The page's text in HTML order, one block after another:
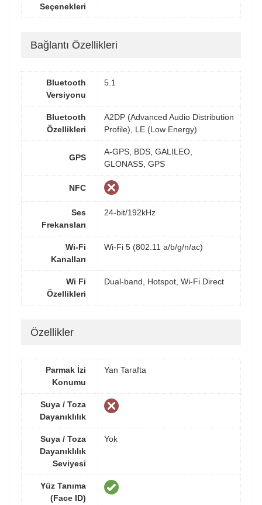
Seçenekleri
Bağlantı Özellikleri
Bluetooth
Versiyonu
5.1
Bluetooth
Özellikleri
A2DP (Advanced Audio Distribution
Profile), LE (Low Energy)
GPS
A-GPS, BDS, GALILEO,
GLONASS, GPS
NFC
Ses
Frekansları
24-bit/192kHz
Wi-Fi
Kanalları
Wi-Fi 5 (802.11 a/b/g/n/ac)
Wi Fi
Özellikleri
Dual-band, Hotspot, Wi-Fi Direct
Özellikler
Parmak İzi
Konumu
Yan Tarafta
Suya / Toza
Dayanıklılık
Suya / Toza
Dayanıklılık
Seviyesi
Yok
Yüz Tanıma
(Face ID)